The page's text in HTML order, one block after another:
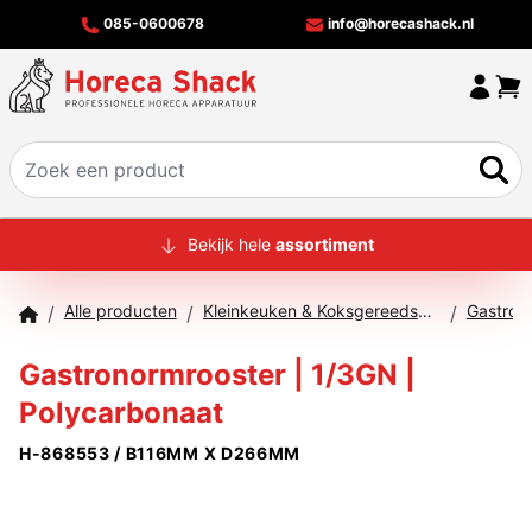
085-0600678 info@horecashack.nl
HOME
MERKEN
OFFERTECHECKER
CONTACT
Bekijk hele assortiment
/ Alle producten / Kleinkeuken & Koksgereedschap /
Gastronormrooster | 1/3GN |
Polycarbonaat
H-868553 / B116MM X D266MM